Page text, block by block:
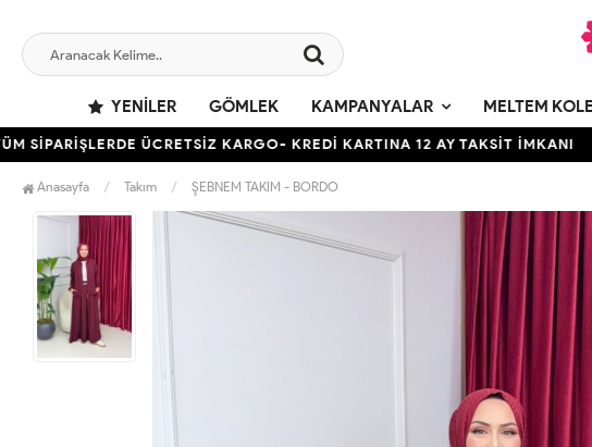
YENILER GÖMLEK KAMPANYALAR MELTEM
ÜCRETSİZ KARGO- KREDİ KARTINA 12 AY TAKSİT İMKANI TÜM
Anasayfa Takım ŞEBNEM TAKIM - BORDO